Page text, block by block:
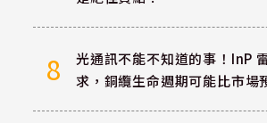
8
光通訊不能不知道的事！InP
求，銅纜生命週期可能比市場